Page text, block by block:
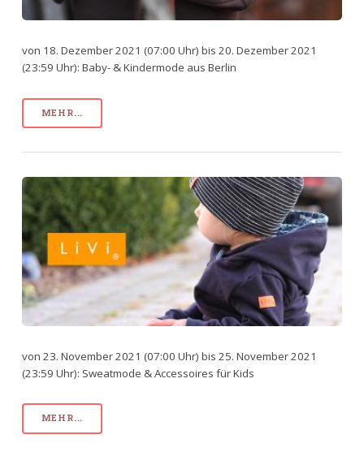
von 18. Dezember 2021 (07:00 Uhr) bis 20. Dezember 2021
(23:59 Uhr): Baby- & Kindermode aus Berlin
MEHR...
von 23. November 2021 (07:00 Uhr) bis 25. November 2021
(23:59 Uhr): Sweatmode & Accessoires für Kids
MEHR...